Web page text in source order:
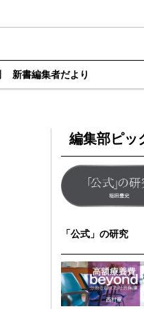
新書編集者だより
編集部ピッ
「公式」の研究